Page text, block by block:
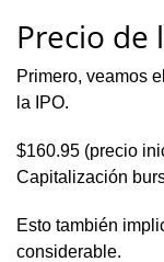
Precio de
Primero, veamos
la IPO.
$160.95 (precio
Capitalización
Esto también
considerable.